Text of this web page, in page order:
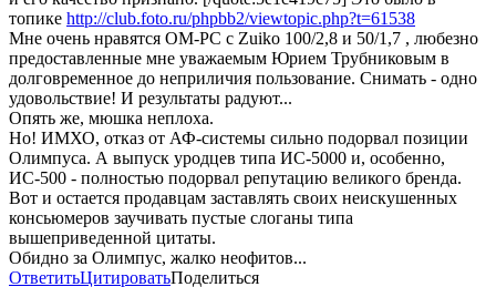
топике http://club.foto.ru/phpbb2/viewtopic.php?t=61538
Мне очень нравятся ОМ-РС с Zuiko 100/2,8 и 50/1,7 , любезно
предоставленные мне уважаемым Юрием Трубниковым в
долговременное до неприличия пользование. Снимать - одно
удовольствие! И результаты радуют...
Опять же, мюшка неплоха.
Но! ИМХО, отказ от АФ-системы сильно подорвал позиции
Олимпуса. А выпуск уродцев типа ИС-5000 и, особенно,
ИС-500 - полностью подорвал репутацию великого бренда.
Вот и остается продавцам заставлять своих неискушенных
консьюмеров заучивать пустые слоганы типа
вышеприведенной цитаты.
Обидно за Олимпус, жалко неофитов...
ОтветитьЦитироватьПоделиться